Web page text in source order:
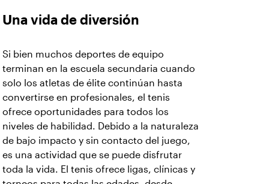
Una vida de diversión
Si bien muchos deportes de equipo
terminan en la escuela secundaria cuando
solo los atletas de élite continúan hasta
convertirse en profesionales, el tenis
ofrece oportunidades para todos los
niveles de habilidad. Debido a la naturaleza
de bajo impacto y sin contacto del juego,
es una actividad que se puede disfrutar
toda la vida. El tenis ofrece ligas, clínicas y